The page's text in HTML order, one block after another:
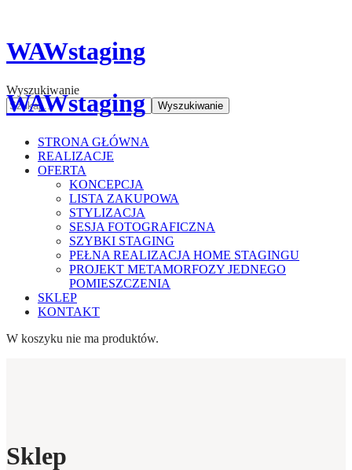
WAWstaging
Wyszukiwanie
Wyszukiwanie
WAWstaging
STRONA GŁÓWNA
REALIZACJE
OFERTA
KONCEPCJA
LISTA ZAKUPOWA
STYLIZACJA
SESJA FOTOGRAFICZNA
SZYBKI STAGING
PEŁNA REALIZACJA HOME STAGINGU
PROJEKT METAMORFOZY JEDNEGO
POMIESZCZENIA
SKLEP
KONTAKT
W koszyku nie ma produktów.
Sklep